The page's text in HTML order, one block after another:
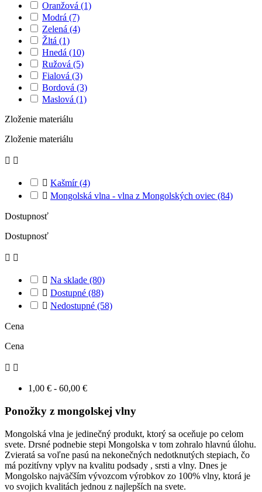
Oranžová (1)
Modrá (7)
Zelená (4)
Žltá (1)
Hnedá (10)
Ružová (5)
Fialová (3)
Bordová (3)
Maslová (1)
Zloženie materiálu
Zloženie materiálu
 
 Kašmír(4)
 Mongolská vlna - vlna z Mongolských oviec (84)
Dostupnosť
Dostupnosť
 
 Na sklade (80)
 Dostupné (88)
 Nedostupné (58)
Cena
Cena
 
1,00 € - 60,00 €
Ponožky z mongolskej vlny
Mongolská vlna je jedinečný produkt, ktorý sa oceňuje po celom
svete. Drsné podnebie stepi Mongolska v tom zohralo hlavnú úlohu.
Zvieratá sa voľne pasú na nekonečných nedotknutých stepiach, čo
má pozitívny vplyv na kvalitu podsady , srsti a vlny. Dnes je
Mongolsko najväčším vývozcom výrobkov zo 100% vlny, ktorá je
vo svojich kvalitách jednou z najlepších na svete.